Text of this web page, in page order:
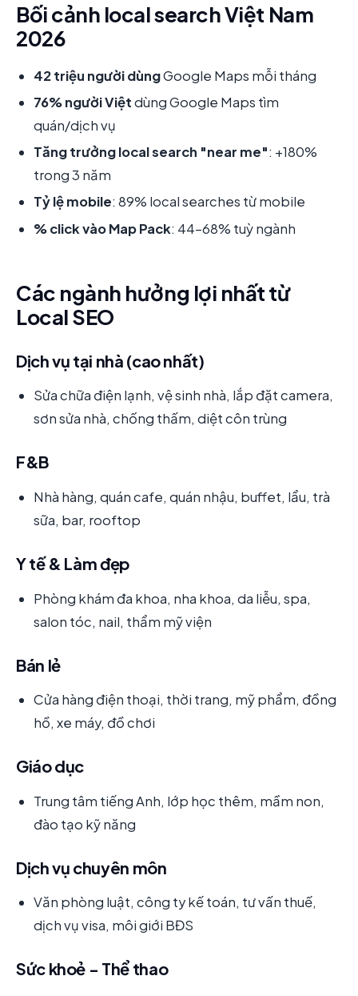
Bối cảnh local search Việt Nam
2026
42 triệu người dùngGoogle Maps mỗi tháng
76% người Việtdùng Google Maps tìm
quán/dịch vụ
Tăng trưởng local search "near me": +180%
trong 3 năm
Tỷ lệ mobile: 89% local searches từ mobile
% click vào Map Pack: 44-68% tuỳ ngành
Các ngành hưởng lợi nhất từ
Local SEO
Dịch vụ tại nhà (cao nhất)
Sửa chữa điện lạnh, vệ sinh nhà, lắp đặt camera,
sơn sửa nhà, chống thấm, diệt côn trùng
F&B
Nhà hàng, quán cafe, quán nhậu, buffet, lẩu, trà
sữa, bar, rooftop
Y tế & Làm đẹp
Phòng khám đa khoa, nha khoa, da liễu, spa,
salon tóc, nail, thẩm mỹ viện
Bán lẻ
Cửa hàng điện thoại, thời trang, mỹ phẩm, đồng
hồ, xe máy, đồ chơi
Giáo dục
Trung tâm tiếng Anh, lớp học thêm, mầm non,
đào tạo kỹ năng
Dịch vụ chuyên môn
Văn phòng luật, công ty kế toán, tư vấn thuế,
dịch vụ visa, môi giới BĐS
Sức khoẻ - Thể thao